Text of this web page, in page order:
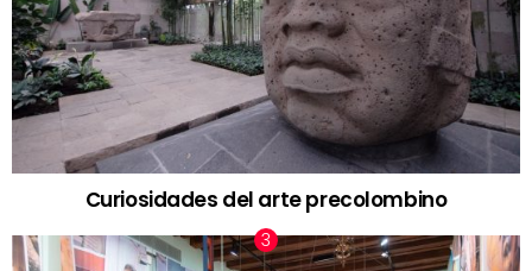
Curiosidades del arte precolombino